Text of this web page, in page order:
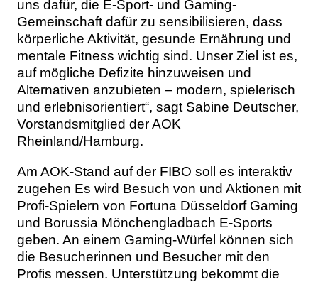
uns dafür, die E-Sport- und Gaming-
Gemeinschaft dafür zu sensibilisieren, dass
körperliche Aktivität, gesunde Ernährung und
mentale Fitness wichtig sind. Unser Ziel ist es,
auf mögliche Defizite hinzuweisen und
Alternativen anzubieten – modern, spielerisch
und erlebnisorientiert“, sagt Sabine Deutscher,
Vorstandsmitglied der AOK
Rheinland/Hamburg.
Am AOK-Stand auf der FIBO soll es interaktiv
zugehen Es wird Besuch von und Aktionen mit
Profi-Spielern von Fortuna Düsseldorf Gaming
und Borussia Mönchengladbach E-Sports
geben. An einem Gaming-Würfel können sich
die Besucherinnen und Besucher mit den
Profis messen. Unterstützung bekommt die